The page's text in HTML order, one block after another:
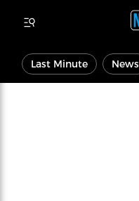
Last Minute News